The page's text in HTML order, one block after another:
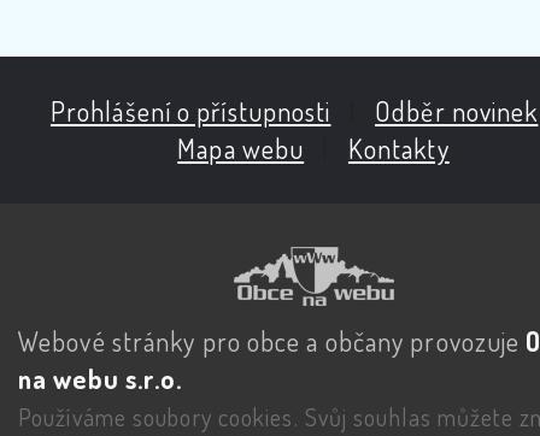
Prohlášení o přístupnosti Odběr novinek
Mapa webu
Kontakty
Webové stránky pro obce a občany provozuje
na webu s.r.o.
Používáme soubory cookies. Svůj souhlas můžete